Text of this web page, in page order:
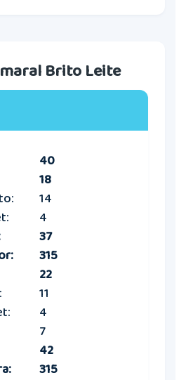
Brito Leite
40
18
14
4
37
315
22
11
4
7
42
315